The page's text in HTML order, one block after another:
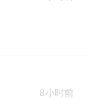
8小时前